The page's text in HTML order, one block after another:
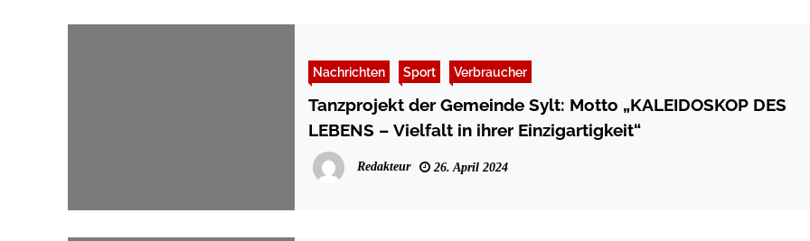
Nachrichten Sport Verbraucher
Tanzprojekt der Gemeinde Sylt: Motto „KALEIDOSKOP DES
LEBENS – Vielfalt in ihrer Einzigartigkeit“
Redakteur 26. April 2024